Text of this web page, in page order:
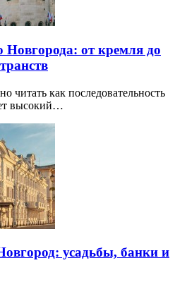
от кремля до
читать как последовательность
высокий…
усадьбы, банки и